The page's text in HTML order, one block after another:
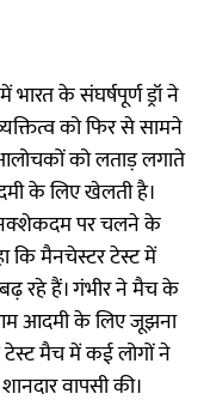
के संघर्षपूर्ण ड्रॉ ने
को फिर से सामने
को लताड़ लगाते
के लिए खेलती है।
नक्शेकदम पर चलने के
कि मैनचेस्टर टेस्ट में
रहे हैं। गंभीर ने मैच के
आदमी के लिए जूझना
मैच में कई लोगों ने
वापसी की।